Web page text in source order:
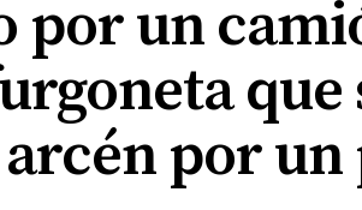
por un
que
por un